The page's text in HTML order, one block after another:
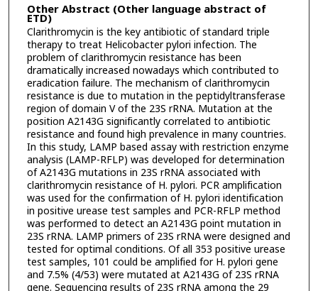
Other Abstract (Other language abstract of
ETD)
Clarithromycin is the key antibiotic of standard triple
therapy to treat Helicobacter pylori infection. The
problem of clarithromycin resistance has been
dramatically increased nowadays which contributed to
eradication failure. The mechanism of clarithromycin
resistance is due to mutation in the peptidyltransferase
region of domain V of the 23S rRNA. Mutation at the
position A2143G significantly correlated to antibiotic
resistance and found high prevalence in many countries.
In this study, LAMP based assay with restriction enzyme
analysis (LAMP-RFLP) was developed for determination
of A2143G mutations in 23S rRNA associated with
clarithromycin resistance of H. pylori. PCR amplification
was used for the confirmation of H. pylori identification
in positive urease test samples and PCR-RFLP method
was performed to detect an A2143G point mutation in
23S rRNA. LAMP primers of 23S rRNA were designed and
tested for optimal conditions. Of all 353 positive urease
test samples, 101 could be amplified for H. pylori gene
and 7.5% (4/53) were mutated at A2143G of 23S rRNA
gene. Sequencing results of 23S rRNA among the 29